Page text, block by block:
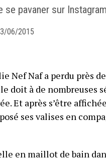
pavaner sur Instagram
06/2015
Nef Naf a perdu près
doit à de nombreuses
après s’être affichée
ses valises en
en maillot de bain